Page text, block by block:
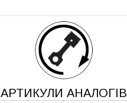
АРТИКУЛИ АНАЛОГІВ